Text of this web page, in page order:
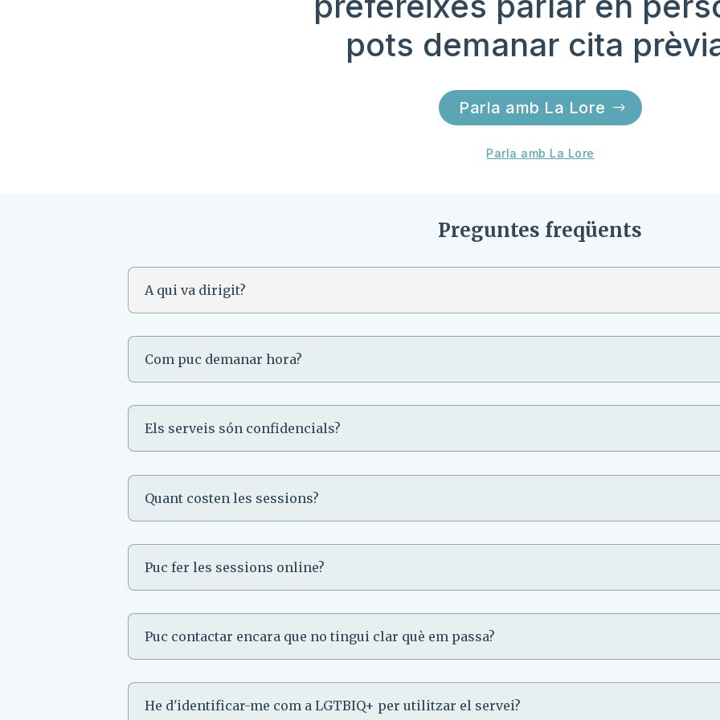
pots demanar cita
Parla amb La Lore
Parla amb La Lore
Preguntes freqüents
A qui va dirigit?
Com puc demanar hora?
Els serveis són confidencials?
Quant costen les sessions?
Puc fer les sessions online?
Puc contactar encara que no tingui clar què em passa?
He d'identificar-me com a LGTBIQ+ per utilitzar el servei?